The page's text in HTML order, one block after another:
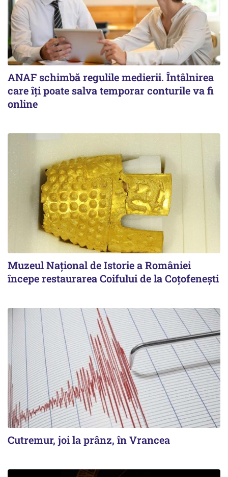
ANAF schimbă regulile medierii. Întâlnirea
care îți poate salva temporar conturile va fi
online
Muzeul Național de Istorie a României
începe restaurarea Coifului de la Coțofenești
Cutremur, joi la prânz, în Vrancea